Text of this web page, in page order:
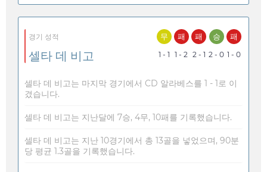
경기 성적
셀타 데 비고
무
1 - 1
패
1 - 2
패
2 - 1
승
2 - 0
패
1 - 0
셀타 데 비고는 마지막 경기에서 CD 알라베스를 1 - 1로 이
겼습니다.
셀타 데 비고는 지난달에 7승, 4무, 10패를 기록했습니다.
셀타 데 비고는 지난 10경기에서 총 13골을 넣었으며, 90분
당 평균 1.3골을 기록했습니다.